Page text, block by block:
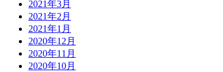
2021年3月
2021年2月
2021年1月
2020年12月
2020年11月
2020年10月